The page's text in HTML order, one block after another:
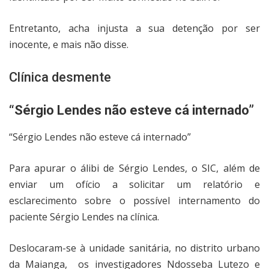
Entretanto, acha injusta a sua detenção por ser
inocente, e mais não disse.
Clínica desmente
“Sérgio Lendes não esteve cá internado”
“Sérgio Lendes não esteve cá internado”
Para apurar o álibi de Sérgio Lendes, o SIC, além de
enviar um ofício a solicitar um relatório e
esclarecimento sobre o possível internamento do
paciente Sérgio Lendes na clínica.
Deslocaram-se à unidade sanitária, no distrito urbano
da Maianga,
os investigadores Ndosseba Lutezo e